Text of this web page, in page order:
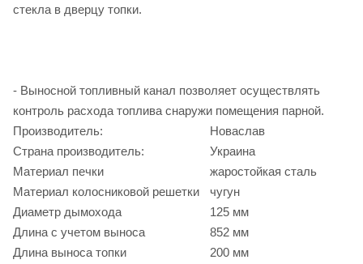
стекла в дверцу топки.
- Выносной топливный канал позволяет осуществлять
контроль расхода топлива снаружи помещения парной.
Производитель:
Новаслав
Страна производитель:
Украина
Материал печки
жаростойкая сталь
Материал колосниковой решетки
чугун
Диаметр дымохода
125 мм
Длина с учетом выноса
852 мм
Длина выноса топки
200 мм